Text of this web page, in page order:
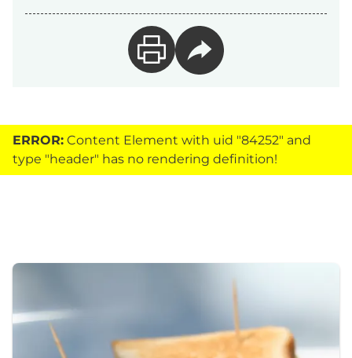
ERROR: Content Element with uid "84252" and
type "header" has no rendering definition!